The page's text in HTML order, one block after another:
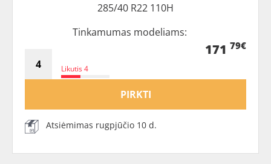
285/40 R22 110H
Tinkamumas modeliams:
Likutis 4
171 79€
PIRKTI
Atsiėmimas rugpjūčio 10 d.